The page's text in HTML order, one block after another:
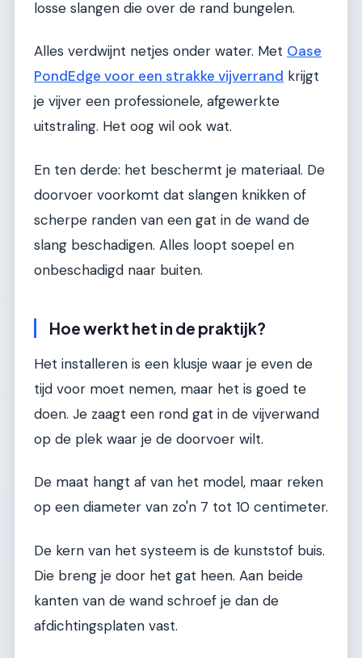
losse slangen die over de rand bungelen.
Alles verdwijnt netjes onder water. Met Oase
PondEdge voor een strakke vijverrand krijgt
je vijver een professionele, afgewerkte
uitstraling. Het oog wil ook wat.
En ten derde: het beschermt je materiaal. De
doorvoer voorkomt dat slangen knikken of
scherpe randen van een gat in de wand de
slang beschadigen. Alles loopt soepel en
onbeschadigd naar buiten.
Hoe werkt het in de praktijk?
Het installeren is een klusje waar je even de
tijd voor moet nemen, maar het is goed te
doen. Je zaagt een rond gat in de vijverwand
op de plek waar je de doorvoer wilt.
De maat hangt af van het model, maar reken
op een diameter van zo'n 7 tot 10 centimeter.
De kern van het systeem is de kunststof buis.
Die breng je door het gat heen. Aan beide
kanten van de wand schroef je dan de
afdichtingsplaten vast.